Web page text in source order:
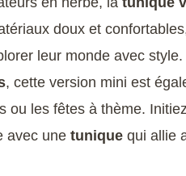
doux et
leur monde avec
, cette version mini est
ou les fêtes à thème.
avec une tunique qui allie